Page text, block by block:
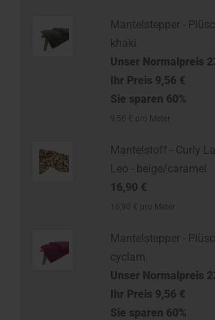
Mantelstepper -
khaki
Unser Normalpreis
Ihr Preis 9,56 €
Sie sparen 60%
Mantelstoff - Curly
Leo - beige/caramel
16,90 €
Mantelstepper -
cyclam
Unser Normalpreis
Ihr Preis 9,56 €
Sie sparen 60%